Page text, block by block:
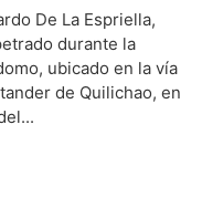
De La Espriella,
durante la
ubicado en la vía
de Quilichao, en